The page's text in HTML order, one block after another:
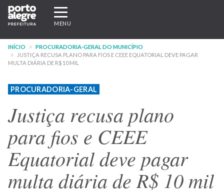
Pular
para
conteúdo
principal
Expandir/recolher
navegação
MENU
INÍCIO
PROCURADORIA-GERAL DO MUNICÍPIO
JUSTIÇA RECUSA PLANO PARA FIOS E CEEE EQUATORIAL DEVE PAGAR
MULTA DIÁRIA DE R$ 10 MIL
PROCURADORIA-GERAL
Justiça recusa plano
para fios e CEEE
Equatorial deve pagar
multa diária de R$ 10 mil